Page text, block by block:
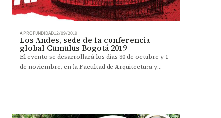
A PROFUNDIDAD12/09/2019
Los Andes, sede de la conferencia
global Cumulus Bogotá 2019
El evento se desarrollará los días 30 de octubre y 1
de noviembre, en la Facultad de Arquitectura y